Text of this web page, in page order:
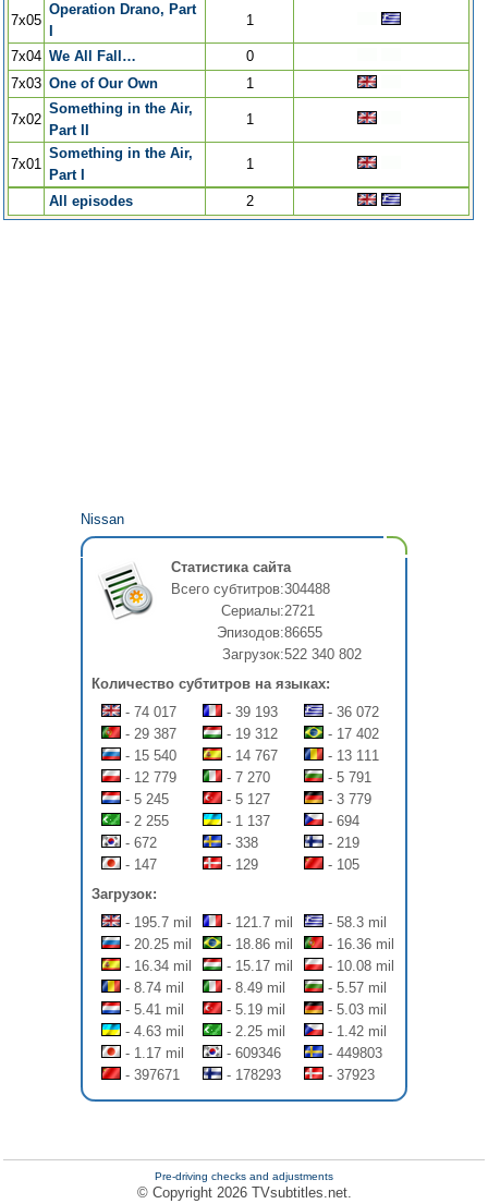
7x05
Operation Drano, Part
1
7x04 We All Fall…
0
7x03 One of Our Own 1
7x02
Something in the Air,
Part II
1
7x01
Something in the Air,
Part I
1
All episodes 2
Nissan
Статистика сайта
Всего субтитров:304488
Сериалы:2721
Эпизодов:86655
Загрузок:522 340 802
Количество субтитров на языках:
- 74 017
- 39 193
- 36 072
- 29 387
- 19 312
- 17 402
- 15 540
- 14 767
- 13 111
- 12 779
- 7 270
- 5 791
- 5 245
- 5 127
- 3 779
- 2 255
- 1 137
- 694
- 672
- 338
- 219
- 147
- 129
- 105
Загрузок:
- 195.7 mil
- 121.7 mil
- 58.3 mil
- 20.25 mil
- 18.86 mil
- 16.36 mil
- 16.34 mil
- 15.17 mil
- 10.08 mil
- 8.74 mil
- 8.49 mil
- 5.57 mil
- 5.41 mil
- 5.19 mil
- 5.03 mil
- 4.63 mil
- 2.25 mil
- 1.42 mil
- 1.17 mil
- 609346
- 449803
- 397671
- 178293 - 37923
Pre-driving checks and adjustments
© Copyright 2026 TVsubtitles.net.